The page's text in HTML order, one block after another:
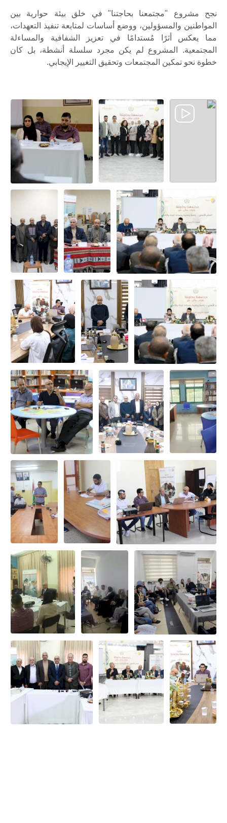
نجح مشروع "مجتمعنا بحاجتنا" في خلق بيئة حوارية بين
المواطنين والمسؤولين، ووضع أساسات لمتابعة تنفيذ التعهدات،
مما يعكس أثرًا مُستدامًا في تعزيز الشفافية والمساءلة
المجتمعية. المشروع لم يكن مجرد سلسلة أنشطة، بل كان
خطوة نحو تمكين المجتمعات وتحقيق التغيير الإيجابي.